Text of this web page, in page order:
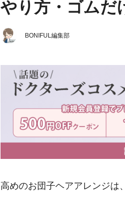
やり方・ゴムだ
BONIFUL編集部
高めのお団子ヘアアレンジは